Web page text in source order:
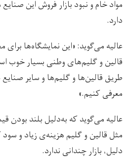
مواد خام و نبود بازار فروش این
دارد.
عالیه می‌گوید: «این نمایشگاه‌ها
قالین و گلیم‌های وطنی بسیار خوب
طریق قالین‌ها و گلیم‌ها و سایر
معرفی کنیم.»
عالیه می‌گوید که به‌دلیل بلند بودن
مثل قالین و گلیم هزینه‌ی زیاد و
دلیل، بازار چندانی ندارد.